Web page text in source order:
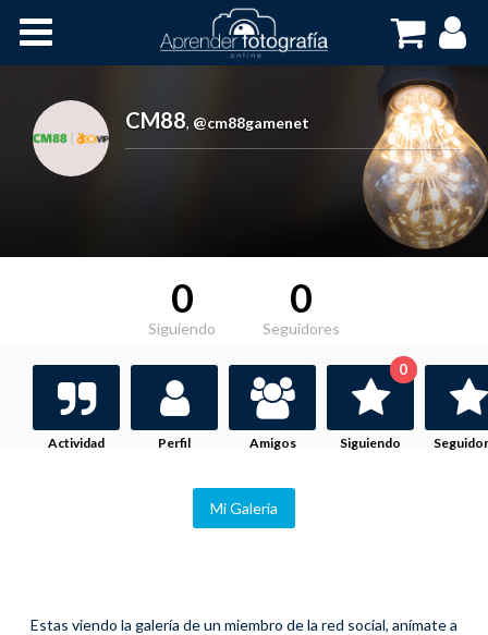
Cursos OnLine
CM88, @cm88gamenet
0
Siguiendo
0
Seguidores
Actividad Perfil Amigos Siguiendo
0
Mi Galeria
Estas viendo la galería de un miembro de la red social, anímate a